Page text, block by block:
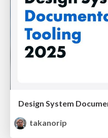
Design System
takanorip